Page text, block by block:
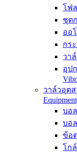
โฟ
ชุด
ออ
กร
วา
อุป
วาล์วอุต
บอ
บอ
ข้อ
โก